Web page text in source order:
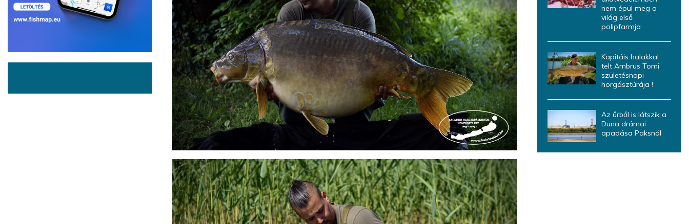
nem épül meg a
világ első
polipfarmja
Kapitáis halakkal
telt Ambrus Tomi
születésnapi
horgásztúrája !
Az űrből is látszik a
Duna drámai
apadása Paksnál